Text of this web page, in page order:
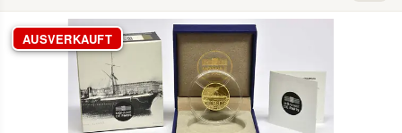
AUSVERKAUFT